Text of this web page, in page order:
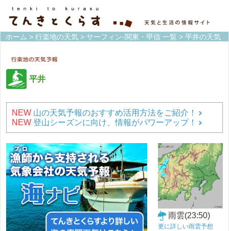
ホーム > 行楽地の天気 > サーフィン-関東・甲信 一覧 > 平井の天気
平井
NEW 山の天気予報のおすすめ活用方法をご紹介！
NEW 登山シーズンに向け、情報がパワーアップ！
雨雲(23:50)
更に詳しい雨雲予想